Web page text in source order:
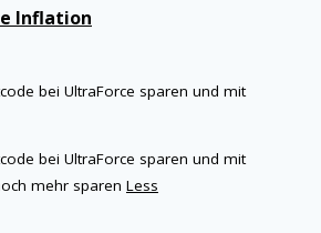
Inflation
bei UltraForce sparen und mit
bei UltraForce sparen und mit
mehr sparen Less